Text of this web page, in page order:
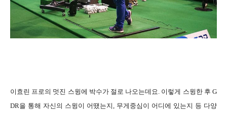
이효린 프로의 멋진 스윙에 박수가 절로 나오는데요. 이렇게 스윙한 후 G
DR을 통해 자신의 스윙이 어땠는지, 무게중심이 어디에 있는지 등 다양